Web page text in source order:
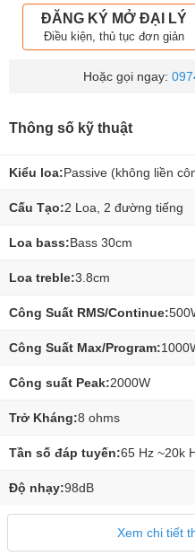
ĐĂNG KÝ MỞ ĐẠI LÝ
Điều kiện, thủ tục đơn giản
Hoặc gọi ngay:
Thông số kỹ thuật
Kiểu loa:Passive (không liền
Cấu Tạo:2 Loa, 2 đường tiếng
Loa bass:Bass 30cm
Loa treble:3.8cm
Công Suất RMS/Continue:
Công Suất Max/Program:
Công suất Peak:2000W
Trở Kháng:8 ohms
Tần số đáp tuyến:65 Hz ~20k
Độ nhạy:98dB
Xem chi tiết